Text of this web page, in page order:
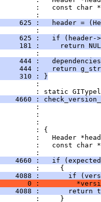
:   const char
:
625 :   header =
:
625 :   if (header-
181 :     return
:
444 :
444 :   return
310 : }
:
: static
4660 :
:
:
:
: {
:   Header
:   const char
:
4660 :   if
:     {
4088 :       if
0 :
4088 :       return
:     }